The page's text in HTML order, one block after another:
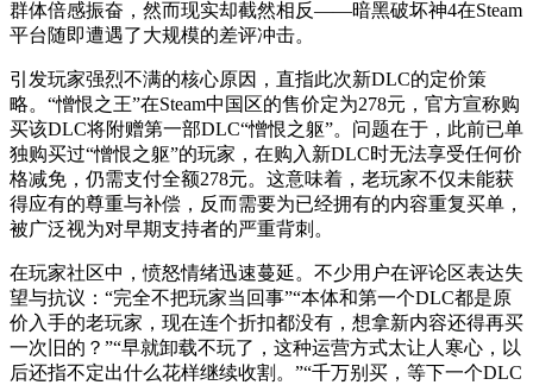
群体倍感振奋，然而现实却截然相反——暗黑破坏神4在Steam
平台随即遭遇了大规模的差评冲击。
引发玩家强烈不满的核心原因，直指此次新DLC的定价策
略。“憎恨之王”在Steam中国区的售价定为278元，官方宣称购
买该DLC将附赠第一部DLC“憎恨之躯”。问题在于，此前已单
独购买过“憎恨之躯”的玩家，在购入新DLC时无法享受任何价
格减免，仍需支付全额278元。这意味着，老玩家不仅未能获
得应有的尊重与补偿，反而需要为已经拥有的内容重复买单，
被广泛视为对早期支持者的严重背刺。
在玩家社区中，愤怒情绪迅速蔓延。不少用户在评论区表达失
望与抗议：“完全不把玩家当回事”“本体和第一个DLC都是原
价入手的老玩家，现在连个折扣都没有，想拿新内容还得再买
一次旧的？”“早就卸载不玩了，这种运营方式太让人寒心，以
后还指不定出什么花样继续收割。”“千万别买，等下一个DLC